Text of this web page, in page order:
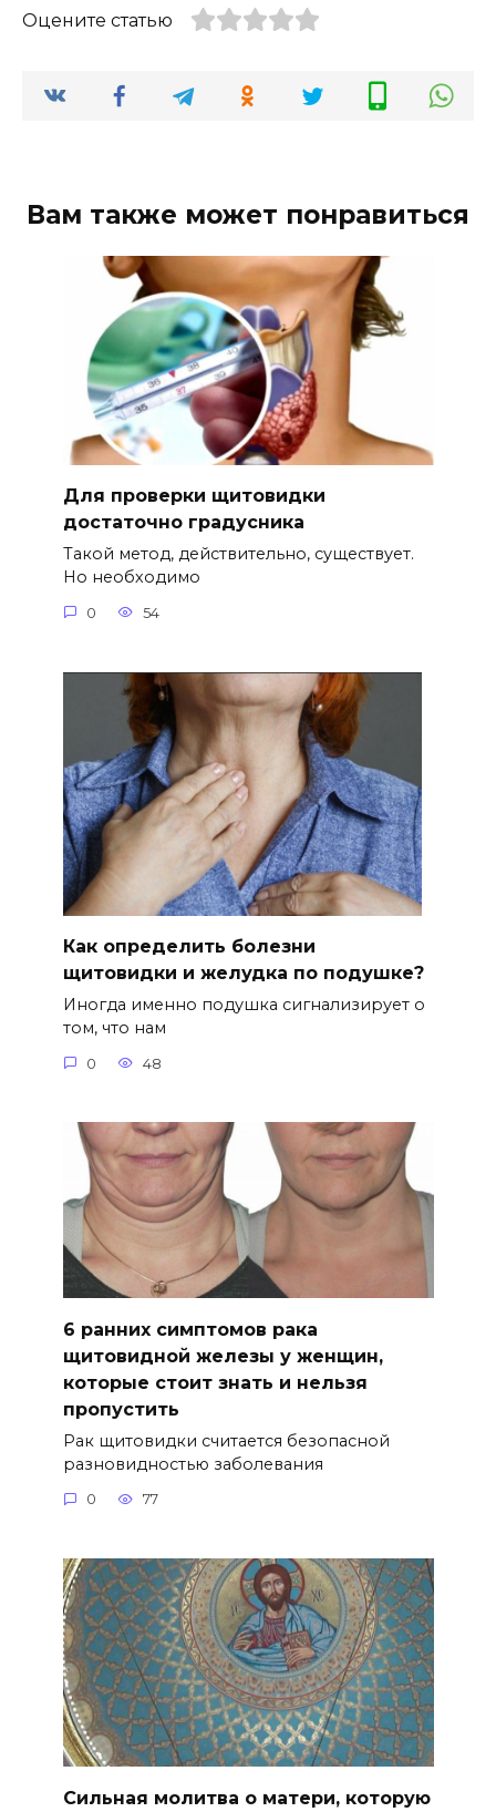
Оцените статью
Вам также может понравиться
Для проверки щитовидки
достаточно градусника
Такой метод, действительно, существует.
Но необходимо
0 54
Как определить болезни
щитовидки и желудка по подушке?
Иногда именно подушка сигнализирует о
том, что нам
0 48
6 ранних симптомов рака
щитовидной железы у женщин,
которые стоит знать и нельзя
пропустить
Рак щитовидки считается безопасной
разновидностью заболевания
0 77
Сильная молитва о матери, которую